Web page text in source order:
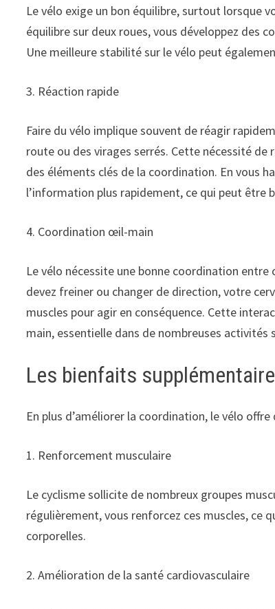
Le vélo exige un bon équilibre, surtout lorsque
équilibre sur deux roues, vous développez des
Une meilleure stabilité sur le vélo peut
3. Réaction rapide
Faire du vélo implique souvent de réagir
route ou des virages serrés. Cette nécessité
des éléments clés de la coordination. En vous
l’information plus rapidement, ce qui peut être
4. Coordination œil-main
Le vélo nécessite une bonne coordination
devez freiner ou changer de direction, votre
muscles pour agir en conséquence. Cette
main, essentielle dans de nombreuses
Les bienfaits
En plus d’améliorer la coordination, le vélo
1. Renforcement musculaire
Le cyclisme sollicite de nombreux groupes
régulièrement, vous renforcez ces muscles, ce
corporelles.
2. Amélioration de la santé cardiovasculaire